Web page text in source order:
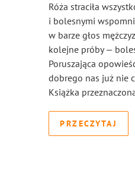
Róża straciła
i bolesnymi
w barze głos
kolejne próby —
Poruszająca
dobrego nas już nie
Książka
PRZECZYTAJ